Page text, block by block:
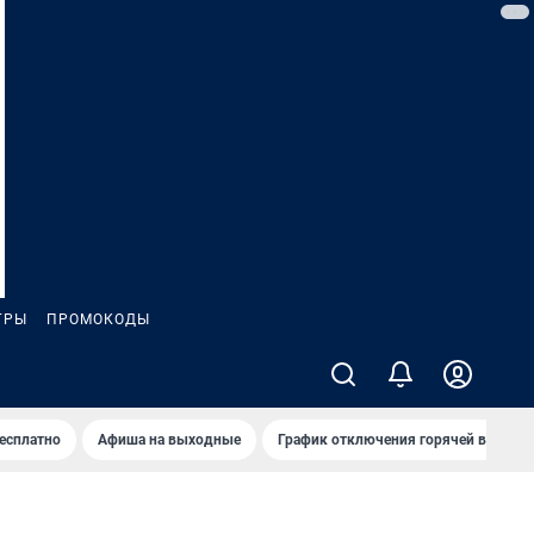
ПРОМОКОДЫ
Афиша на выходные График отключения горячей воды в